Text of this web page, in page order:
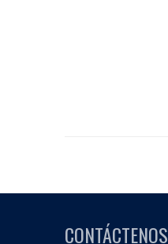
CONTÁCTENOS